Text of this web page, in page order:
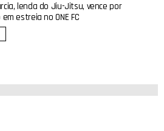
lenda do Jiu-Jitsu, vence por
estreia no ONE FC